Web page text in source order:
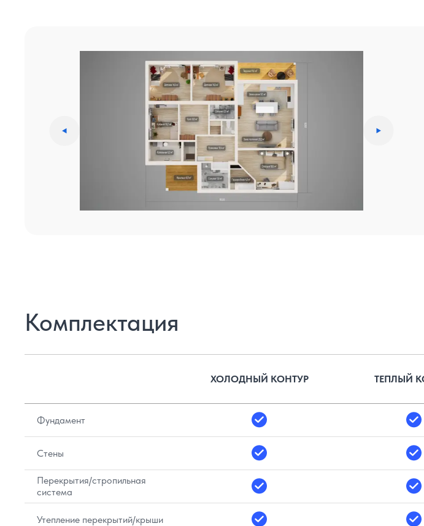
Комплектация
ХОЛОДНЫЙ КОНТУР ТЕПЛЫЙ
Фундамент
Стены
Перекрытия/стропильная
система
Утепление перекрытий/крыши